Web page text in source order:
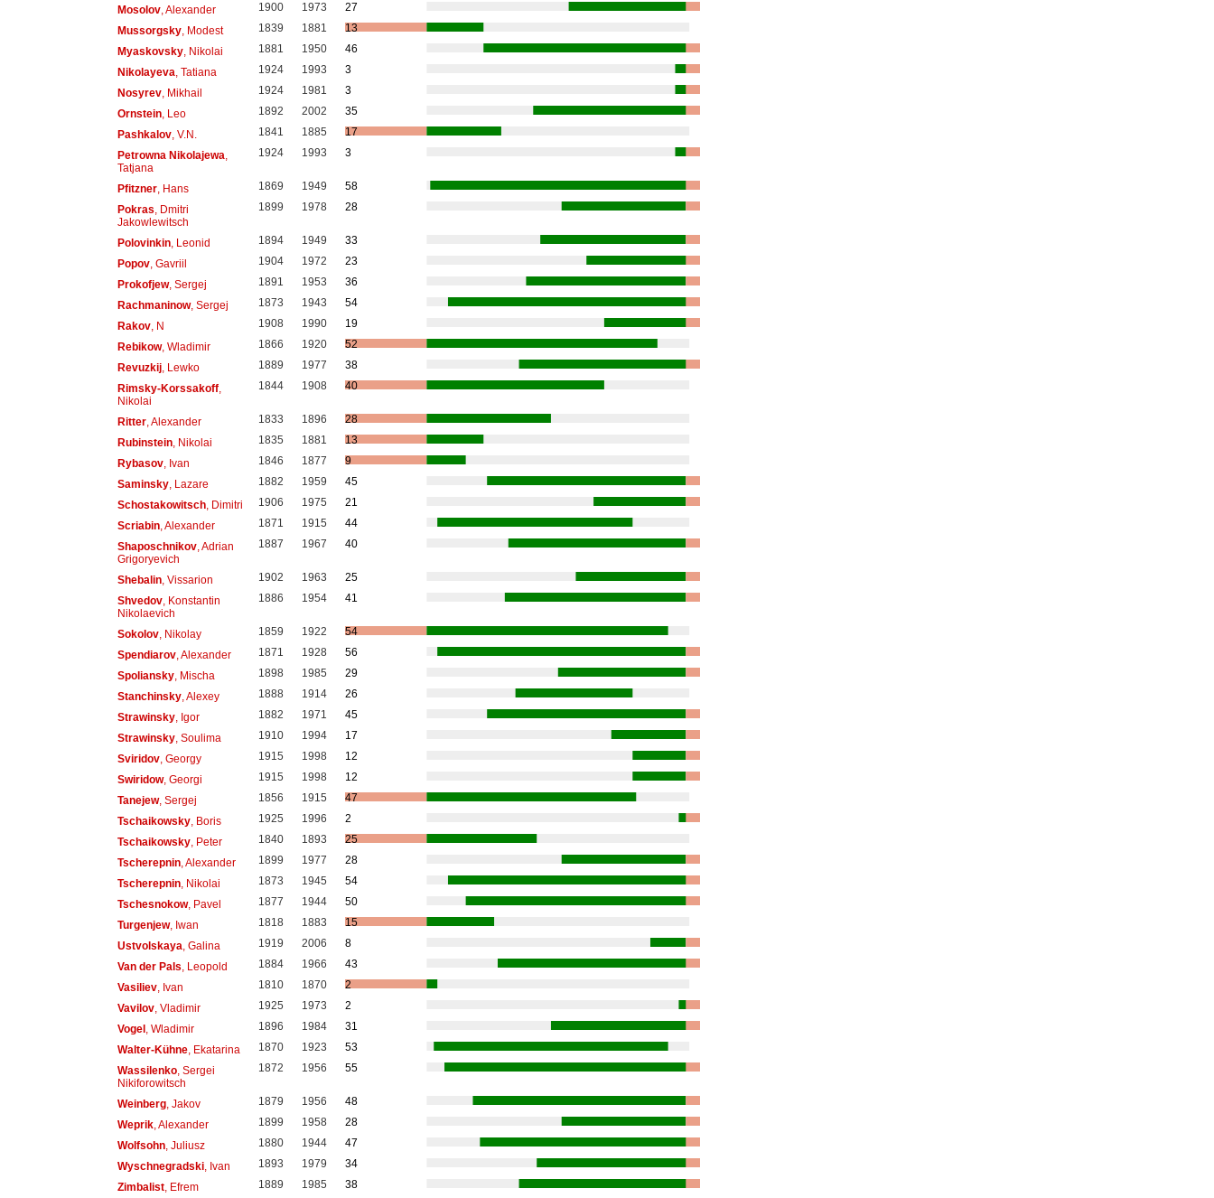
Mosolov, Alexander 1900 1973
27
Mussorgsky, Modest 1839 1881
13
Myaskovsky, Nikolai 1881 1950
46
Nikolayeva , Tatiana 1924 1993
3
Nosyrev, Mikhail 1924 1981
3
Ornstein, Leo 1892 2002
35
Pashkalov, V.N. 1841 1885
17
Petrowna Nikolajewa
Tatjana
1924 1993 3
Pfitzner, Hans 1869 1949
58
Pokras , Dmitri
Jakowlewitsch
1899 1978 28
Polovinkin, Leonid 1894 1949
33
Popov, Gavriil 1904 1972
23
Prokofjew, Sergej 1891 1953
36
Rachmaninow, Sergej 1873 1943
54
Rakov, N 1908 1990
19
Rebikow, Wladimir 1866 1920
52
Revuzkij, Lewko 1889 1977
38
Rimsky-Korssakoff,
Nikolai
1844 1908 40
Ritter, Alexander 1833 1896
28
Rubinstein, Nikolai 1835 1881
13
Rybasov, Ivan 1846 1877
9
Saminsky, Lazare 1882 1959
45
Schostakowitsch, Dimitri 1906 1975
21
Scriabin, Alexander 1871 1915
44
Shaposchnikov, Adrian
Grigoryevich
1887 1967 40
Shebalin, Vissarion 1902 1963
25
Shvedov, Konstantin
Nikolaevich
1886 1954 41
Sokolov, Nikolay 1859 1922
54
Spendiarov, Alexander 1871 1928
56
Spoliansky, Mischa 1898 1985
29
Stanchinsky, Alexey 1888 1914
26
Strawinsky, Igor 1882 1971
45
Strawinsky, Soulima 1910 1994
17
Sviridov, Georgy 1915 1998
12
Swiridow, Georgi 1915 1998
12
Tanejew, Sergej 1856 1915
47
Tschaikowsky, Boris 1925 1996
2
Tschaikowsky, Peter 1840 1893
25
Tscherepnin, Alexander 1899 1977
28
Tscherepnin, Nikolai 1873 1945
54
Tschesnokow, Pavel 1877 1944
50
Turgenjew, Iwan 1818 1883
15
Ustvolskaya , Galina 1919 2006
8
Van der Pals , Leopold 1884 1966
43
Vasiliev, Ivan 1810 1870
2
Vavilov, Vladimir 1925 1973
2
Vogel, Wladimir 1896 1984
31
Walter-Kühne, Ekatarina 1870 1923
53
Wassilenko, Sergei
Nikiforowitsch
1872 1956 55
Weinberg, Jakov 1879 1956
48
Weprik, Alexander 1899 1958
28
Wolfsohn, Juliusz 1880 1944
47
Wyschnegradski, Ivan 1893 1979
34
Zimbalist, Efrem 1889 1985 38